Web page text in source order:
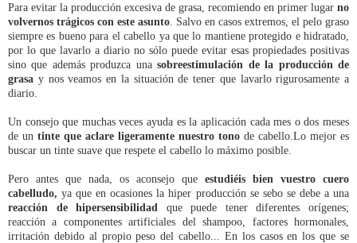
Para evitar la producción excesiva de grasa, recomiendo en primer lugar no
volvernos trágicos con este asunto. Salvo en casos extremos, el pelo graso
siempre es bueno para el cabello ya que lo mantiene protegido e hidratado,
por lo que lavarlo a diario no sólo puede evitar esas propiedades positivas
sino que además produzca unasobreestimulación de la producción de
grasa y nos veamos en la situación de tener que lavarlo rigurosamente a
diario.
Un consejo que muchas veces ayuda es la aplicación cada mes o dos meses
de un tinte que aclare ligeramente nuestro tono de cabello.Lo mejor es
buscar un tinte suave que respete el cabello lo máximo posible.
Pero antes que nada, os aconsejo que estudiéis bien vuestro cuero
cabelludo, ya que en ocasiones la hiper producción se sebo se debe a una
reacción de hipersensibilidad que puede tener diferentes orígenes;
reacción a componentes artificiales del shampoo, factores hormonales,
irritación debido al propio peso del cabello... En los casos en los que se